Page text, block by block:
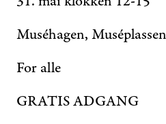
Muséhagen,
For alle
GRATIS ADGANG